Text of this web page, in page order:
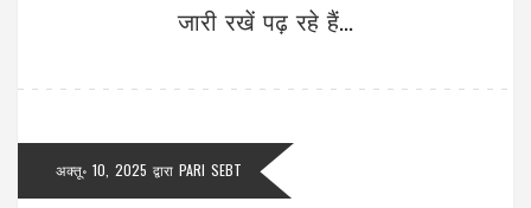
जारी रखें पढ़ रहे हैं...
अक्तू॰ 10, 2025 द्वारा PARI SEBT